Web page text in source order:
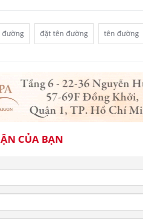
đường đặt tên đường tên đường
CỦA BẠN